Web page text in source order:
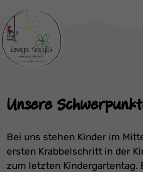
Unsere
Bei uns stehen Kinder im
ersten Krabbelschritt in der
zum letzten Kindergartentag.